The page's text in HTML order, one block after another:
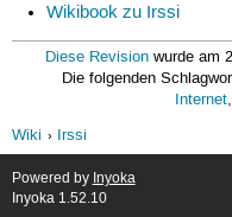
Wikibook zu Irssi
Diese Revision wurde am
Die folgenden
Internet,
Wiki
Irssi
Powered by Inyoka
Inyoka 1.52.10